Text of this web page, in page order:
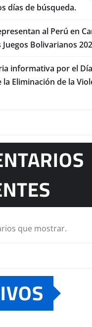
días de búsqueda.
al Perú en
Bolivarianos
informativa por el Día
Eliminación de la
que mostrar.